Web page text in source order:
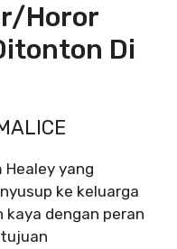
horor
Di
yang
ke keluarga
kaya dengan peran